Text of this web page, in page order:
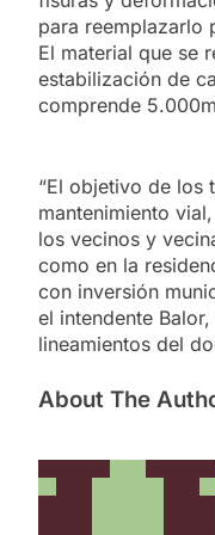
para reemplazarlo
El material que se
estabilización de
comprende
“El objetivo de los
mantenimiento
los vecinos y
como en la
con inversión
el intendente
lineamientos del
About The